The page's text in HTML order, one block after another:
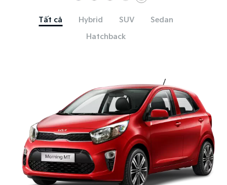
Tất cả Hybrid SUV
Sedan
Hatchback